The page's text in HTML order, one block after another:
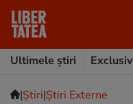
Ultimele știri
Exclusiv
|Ştiri|Știri Externe